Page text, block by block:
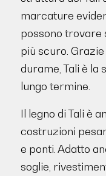
marcature
possono trovare
più scuro.
durame, Tali è la
lungo termine.
Il legno di Tali è
costruzioni
e ponti. Adatto
soglie,